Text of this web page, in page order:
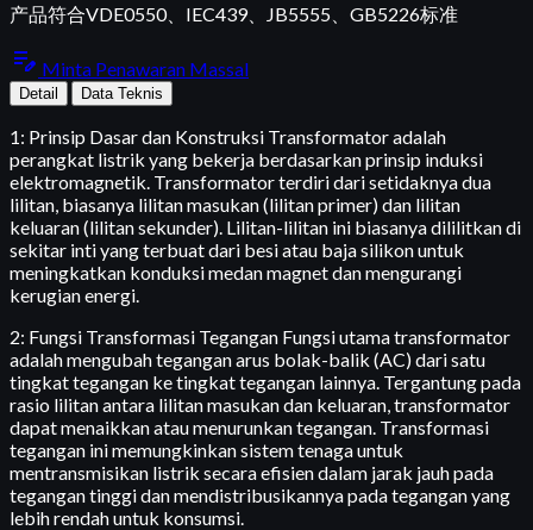
产品符合VDE0550、IEC439、JB5555、GB5226标准
edit_note Minta Penawaran Massal
Detail Data Teknis
1: Prinsip Dasar dan Konstruksi Transformator adalah
perangkat listrik yang bekerja berdasarkan prinsip induksi
elektromagnetik. Transformator terdiri dari setidaknya dua
lilitan, biasanya lilitan masukan (lilitan primer) dan lilitan
keluaran (lilitan sekunder). Lilitan-lilitan ini biasanya dililitkan di
sekitar inti yang terbuat dari besi atau baja silikon untuk
meningkatkan konduksi medan magnet dan mengurangi
kerugian energi.
2: Fungsi Transformasi Tegangan Fungsi utama transformator
adalah mengubah tegangan arus bolak-balik (AC) dari satu
tingkat tegangan ke tingkat tegangan lainnya. Tergantung pada
rasio lilitan antara lilitan masukan dan keluaran, transformator
dapat menaikkan atau menurunkan tegangan. Transformasi
tegangan ini memungkinkan sistem tenaga untuk
mentransmisikan listrik secara efisien dalam jarak jauh pada
tegangan tinggi dan mendistribusikannya pada tegangan yang
lebih rendah untuk konsumsi.